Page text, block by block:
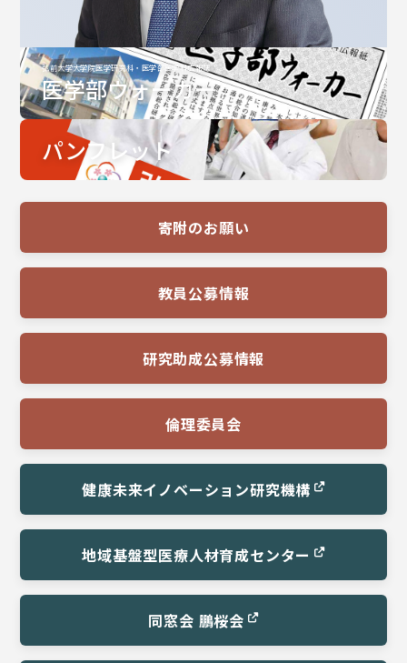
弘前大学大学院医学研究科・医学部医学科広報誌
医学部ウォーカー
パンフレット
寄附のお願い
教員公募情報
研究助成公募情報
倫理委員会
健康未来イノベーション研究機構
地域基盤型医療人材育成センター
同窓会 鵬桜会